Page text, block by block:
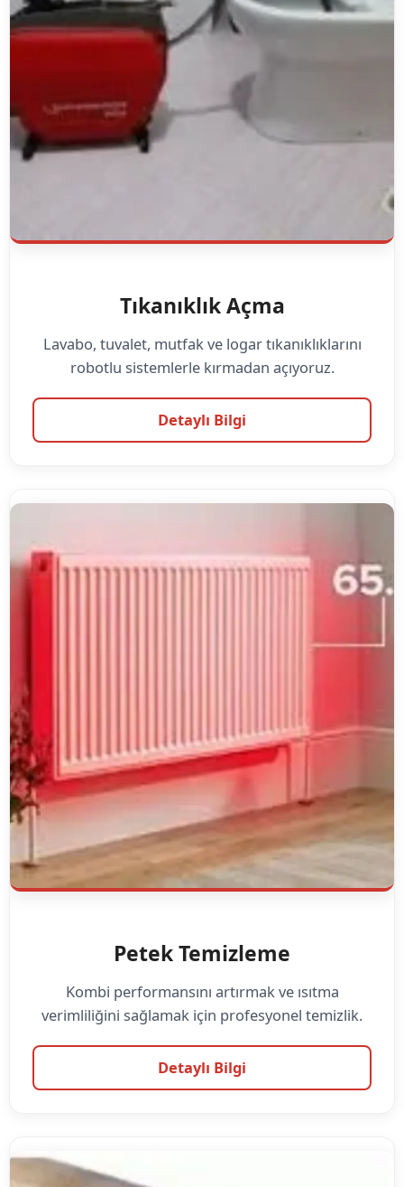
Tıkanıklık Açma
Lavabo, tuvalet, mutfak ve logar tıkanıklıklarını
robotlu sistemlerle kırmadan açıyoruz.
Detaylı Bilgi
Petek Temizleme
Kombi performansını artırmak ve ısıtma
verimliliğini sağlamak için profesyonel temizlik.
Detaylı Bilgi